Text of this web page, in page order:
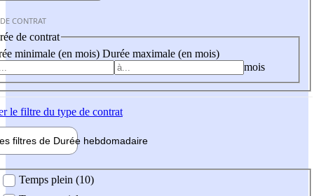
CONTRAT
de contrat
minimale (en mois) Durée maximale (en mois)
mois
le filtre du type de contrat
filtres de Durée hebdomadaire
Temps plein (10)